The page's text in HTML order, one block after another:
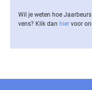
Wil je weten hoe
vens? Klik dan hier voor